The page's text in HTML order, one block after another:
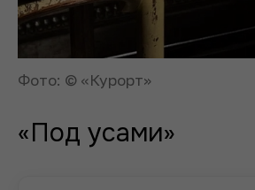
Фото: © «Курорт»
«Под усами»